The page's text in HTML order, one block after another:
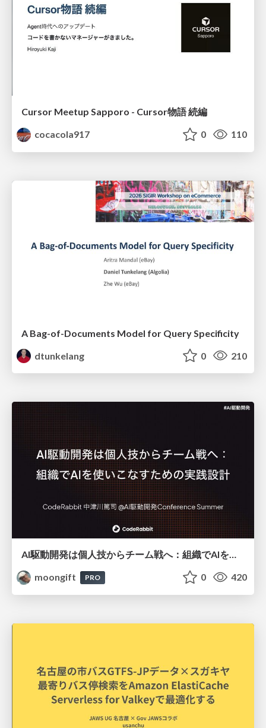
Cursor Meetup Sapporo - Cursor物語 続編
cocacola917
0 110
A Bag-of-Documents Model for Query Specificity
dtunkelang
0 210
AI駆動開発は個人技からチーム戦へ：組織でAIを使いこなすための実践設計
moongift
PRO 0 420